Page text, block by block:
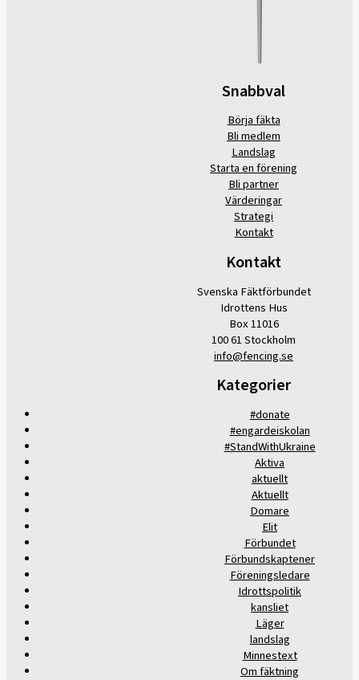
Snabbval
Börja fäkta
Bli medlem
Landslag
Starta en förening
Bli partner
Värderingar
Strategi
Kontakt
Kontakt
Svenska Fäktförbundet
Idrottens Hus
Box 11016
100 61 Stockholm
info@fencing.se
Kategorier
#donate
#engardeiskolan
#StandWithUkraine
Aktiva
aktuellt
Aktuellt
Domare
Elit
Förbundet
Förbundskaptener
Föreningsledare
Idrottspolitik
kansliet
Läger
landslag
Minnestext
Om fäktning